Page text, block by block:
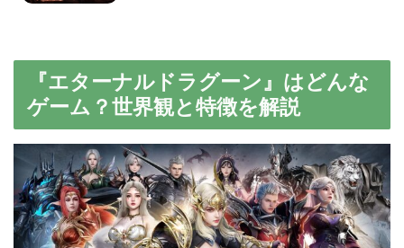
『エターナルドラグーン』はどんな
ゲーム？世界観と特徴を解説